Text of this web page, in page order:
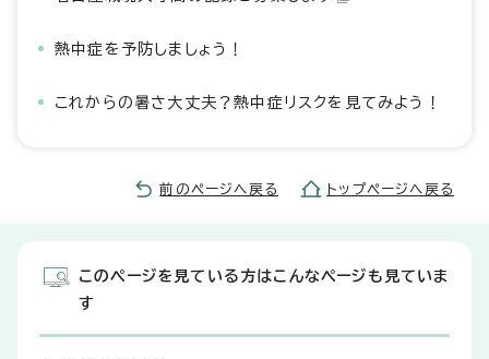
熱中症を予防しましょう！
これからの暑さ大丈夫？熱中症リスクを見てみよう！
前のページへ戻る トップページへ戻る
このページを見ている方はこんなページも見ていま
す